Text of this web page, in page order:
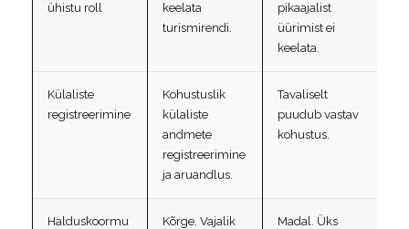
ühistu roll
keelata
turismirendi.
pikaajalist
üürimist ei
keelata.
Külaliste
registreerimine
Kohustuslik
külaliste
andmete
registreerimine
ja aruandlus.
Tavaliselt
puudub vastav
kohustus.
Halduskoormu
Kõrge. Vajalik
Madal. Üks